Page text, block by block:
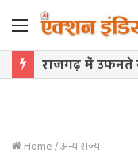
Menu
Home/अन्य राज्य